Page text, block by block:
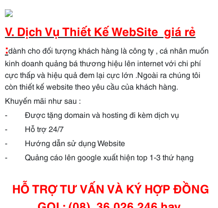
V. Dịch Vụ Thiết Kế WebSite giá rẻ
:dành cho đối tượng khách hàng là công ty , cá nhân muốn
kinh doanh quảng bá thương hiệu lên internet với chi phí
cực thấp và hiệu quả đem lại cực lớn .Ngoài ra chúng tôi
còn thiết kế website theo yêu cầu của khách hàng.
Khuyến mãi như sau :
- Được tặng domain và hosting đi kèm dịch vụ
- Hỗ trợ 24/7
- Hướng dẫn sử dụng Website
- Quảng cáo lên google xuất hiện top 1-3 thứ hạng
HỖ TRỢ TƯ VẤN VÀ KÝ HỢP ĐỒNG